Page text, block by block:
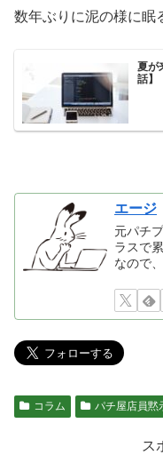
数年ぶりに泥の様に眠
夏が
話】
エージ
元パチ
ラスで
なので
コラム パチ屋店員黙
ス